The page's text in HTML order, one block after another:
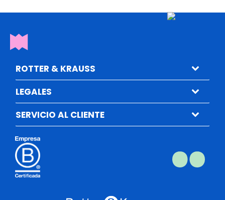
ROTTER & KRAUSS
LEGALES
SERVICIO AL CLIENTE